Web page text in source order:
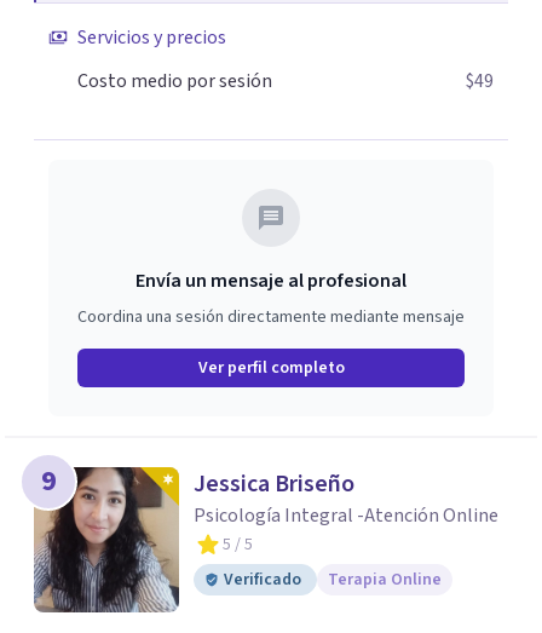
Servicios y precios
Costo medio por sesión
$49
Envía un mensaje al profesional
Coordina una sesión directamente mediante mensaje
Ver perfil completo
9 Jessica Briseño
Psicología Integral -Atención Online
5 / 5
Verificado
Terapia Online